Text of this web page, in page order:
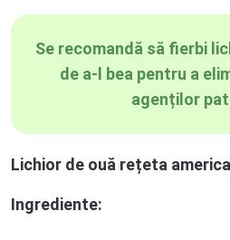
Se recomandă să fierbi
de a-l bea pentru a
agenților
Lichior de ouă rețeta
Ingrediente: